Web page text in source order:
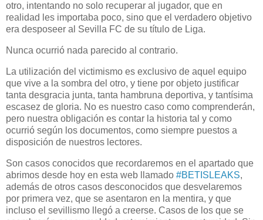
otro, intentando no solo recuperar al jugador, que en
realidad les importaba poco, sino que el verdadero objetivo
era desposeer al Sevilla FC de su título de Liga.
Nunca ocurrió nada parecido al contrario.
La utilización del victimismo es exclusivo de aquel equipo
que vive a la sombra del otro, y tiene por objeto justificar
tanta desgracia junta, tanta hambruna deportiva, y tantísima
escasez de gloria. No es nuestro caso como comprenderán,
pero nuestra obligación es contar la historia tal y como
ocurrió según los documentos, como siempre puestos a
disposición de nuestros lectores.
Son casos conocidos que recordaremos en el apartado que
abrimos desde hoy en esta web llamado #BETISLEAKS,
además de otros casos desconocidos que desvelaremos
por primera vez, que se asentaron en la mentira, y que
incluso el sevillismo llegó a creerse. Casos de los que se